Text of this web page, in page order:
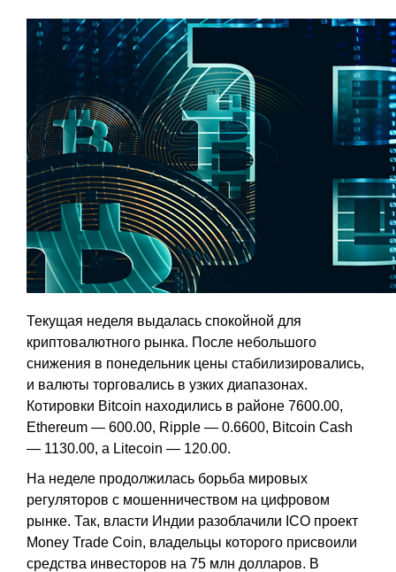
Текущая неделя выдалась спокойной для
криптовалютного рынка. После небольшого
снижения в понедельник цены стабилизировались,
и валюты торговались в узких диапазонах.
Котировки Bitcoin находились в районе 7600.00,
Ethereum — 600.00, Ripple — 0.6600, Bitcoin Cash
— 1130.00, а Litecoin — 120.00.
На неделе продолжилась борьба мировых
регуляторов с мошенничеством на цифровом
рынке. Так, власти Индии разоблачили ICO проект
Money Trade Coin, владельцы которого присвоили
средства инвесторов на 75 млн долларов. В